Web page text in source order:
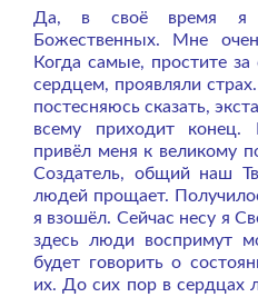
Да, в своё время я
Божественных. Мне
Когда самые, простите
сердцем, проявляли
постесняюсь сказать,
всему приходит
привёл меня к великому
Создатель, общий наш
людей прощает.
я взошёл. Сейчас несу я
здесь люди воспримут
будет говорить о
их. До сих пор в сердцах